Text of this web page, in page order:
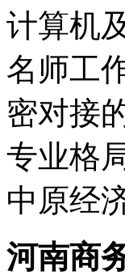
计算机
名师工
密对接
专业格
中原经
河南商